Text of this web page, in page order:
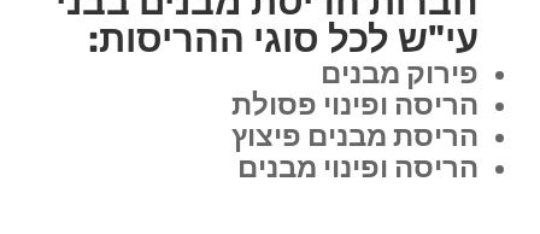
עי"ש לכל סוגי ההריסות:
פירוק מבנים
הריסה ופינוי פסולת
הריסת מבנים פיצוץ
הריסה ופינוי מבנים